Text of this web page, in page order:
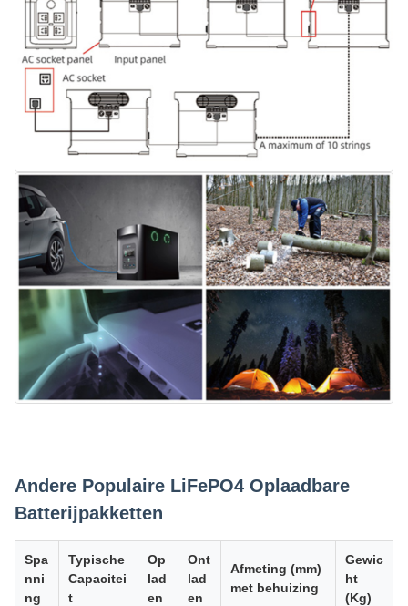
Andere Populaire LiFePO4 Oplaadbare
Batterijpakketten
Spa
nni
ng
Typische
Capacitei
t
Op
lad
en
Ont
lad
en
Afmeting (mm)
met behuizing
Gewic
ht
(Kg)